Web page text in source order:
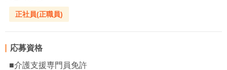
正社員(正職員)
応募資格
■介護支援専門員免許